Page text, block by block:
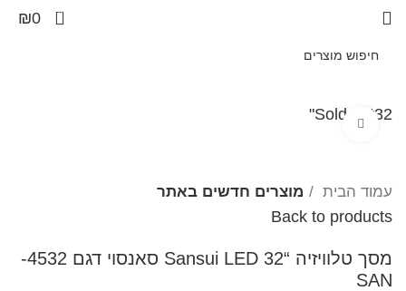
0
₪0
Sold out32"
Click to enlarge
עמוד הבית מוצרים חדשים באתר
Back to products
מסך טלוויזיה “Sansui LED 32 סאנסוי דגם 4532-
SAN